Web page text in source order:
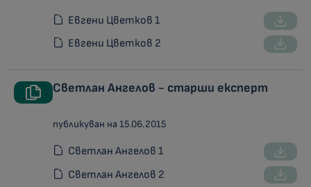
Евгени Цветков 1
Евгени Цветков 2
Светлан Ангелов - старши експерт
публикуван на 15.06.2015
Светлан Ангелов 1
Светлан Ангелов 2